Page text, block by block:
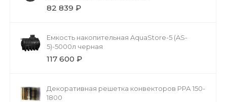
82 839 ₽
Емкость накопительная AquaStore-5 (AS-
5)-5000л черная
117 600 ₽
Декоративная решетка конвекторов РРА 150-
1800